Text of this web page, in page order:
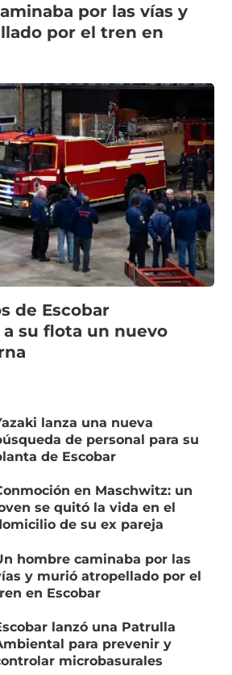
por las vías y
por el tren en
de Escobar
su flota un nuevo
lanza una nueva
de personal para su
de Escobar
en Maschwitz: un
se quitó la vida en el
de su ex pareja
hombre caminaba por las
y murió atropellado por el
en Escobar
lanzó una Patrulla
para prevenir y
microbasurales